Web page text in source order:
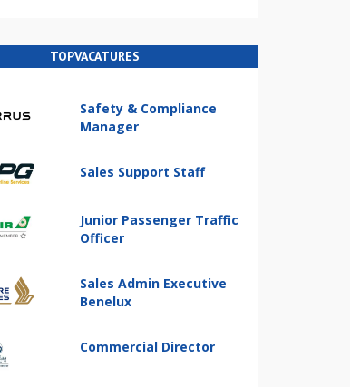
TOPVACATURES
Safety & Compliance
Manager
Sales Support Staff
Junior Passenger Traffic
Officer
Sales Admin Executive
Benelux
Commercial Director